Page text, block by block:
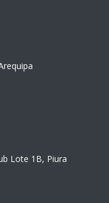
Lote 1B, Piura